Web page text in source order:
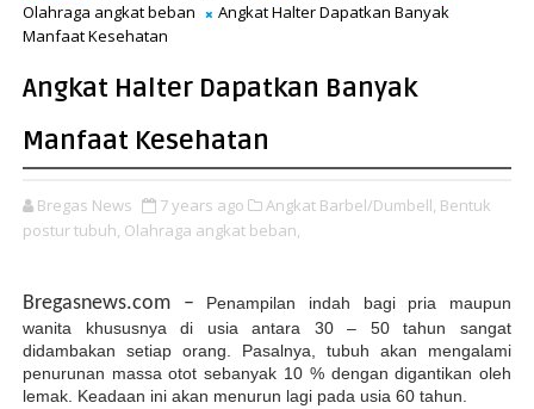
Olahraga angkat beban
Angkat Halter Dapatkan Banyak
Manfaat Kesehatan
Angkat Halter Dapatkan Banyak
Manfaat Kesehatan
Bregas News 7 years ago Angkat Barbel/Dumbell, Bentuk
postur tubuh, Olahraga angkat beban,
Bregasnews.com –
Penampilan indah bagi pria maupun
wanita khususnya di usia antara 30 – 50 tahun sangat
didambakan setiap orang. Pasalnya, tubuh akan mengalami
penurunan massa otot sebanyak 10 % dengan digantikan oleh
lemak. Keadaan ini akan menurun lagi pada usia 60 tahun.